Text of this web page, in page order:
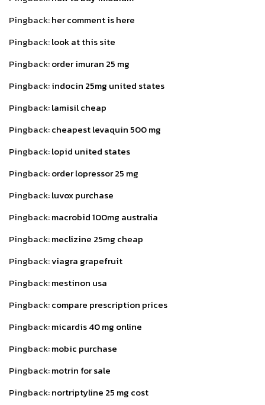
Pingback:her comment is here
Pingback:look at this site
Pingback:order imuran 25 mg
Pingback:indocin 25mg united states
Pingback:lamisil cheap
Pingback:cheapest levaquin 500 mg
Pingback:lopid united states
Pingback:order lopressor 25 mg
Pingback:luvox purchase
Pingback:macrobid 100mg australia
Pingback:meclizine 25mg cheap
Pingback:viagra grapefruit
Pingback:mestinon usa
Pingback:compare prescription prices
Pingback:micardis 40 mg online
Pingback:mobic purchase
Pingback:motrin for sale
Pingback:nortriptyline 25 mg cost